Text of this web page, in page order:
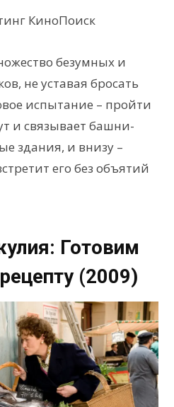
КиноПоиск
безумных и
не уставая бросать
испытание – пройти
и связывает башни-
здания, и внизу –
его без объятий
Готовим
(2009)